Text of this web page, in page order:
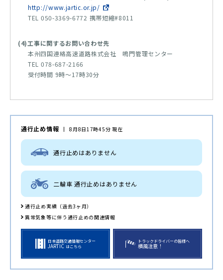
http://www.jartic.or.jp/
TEL 050-3369-6772 携帯短縮#8011
(4)工事に関するお問い合わせ先
本州四国連絡高速道路株式会社 鳴門管理センター
TEL 078-687-2166
受付時間 9時～17時30分
通行止め情報 8月8日17時45分 現在
通行止めはありません
二輪車 通行止めはありません
通行止め実績（過去3ヶ月）
異常気象等に伴う通行止めの関連情報
日本道路交通情報センター
JARTIC はこちら
トラックドライバーの皆様へ
横風注意！